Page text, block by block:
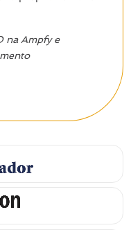
na Ampfy e